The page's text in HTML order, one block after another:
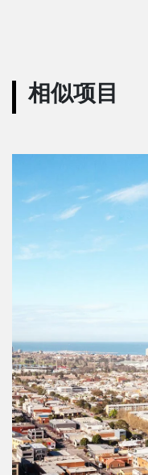
相似项目